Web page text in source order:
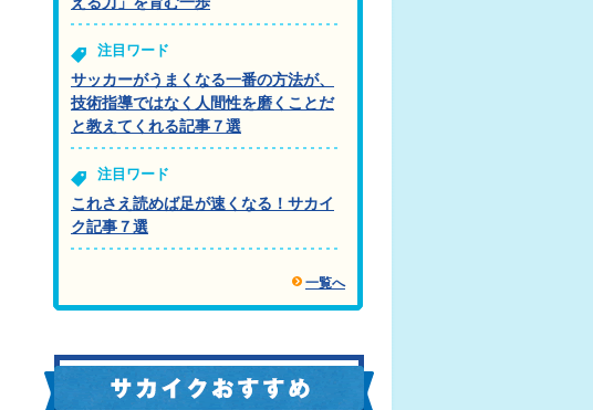
注目ワード
サッカーがうまくなる一番の方法が、
技術指導ではなく人間性を磨くことだ
と教えてくれる記事７選
注目ワード
これさえ読めば足が速くなる！サカイ
ク記事７選
一覧へ